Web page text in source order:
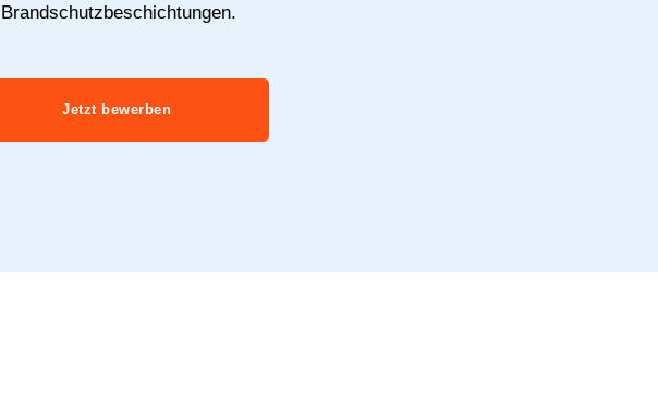
Brandschutzbeschichtungen.
Jetzt bewerben